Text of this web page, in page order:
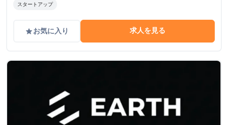
スタートアップ
gradeお気に入り 求人を見る